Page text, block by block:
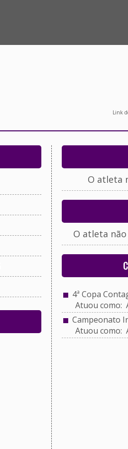
Link
O atleta
O atleta
4ª Copa
Atuou como:
Campeonato
Atuou como: